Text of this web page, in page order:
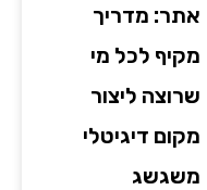
אתר: מדריך
מקיף לכל מי
שרוצה ליצור
מקום דיגיטלי
משגשג